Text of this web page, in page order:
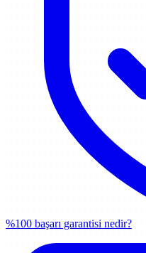
%100 başarı garantisi nedir?